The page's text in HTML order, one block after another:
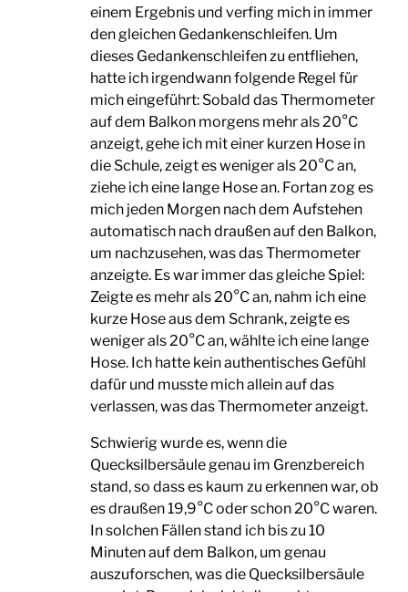
einem Ergebnis und verfing mich in immer
den gleichen Gedankenschleifen. Um
dieses Gedankenschleifen zu entfliehen,
hatte ich irgendwann folgende Regel für
mich eingeführt: Sobald das Thermometer
auf dem Balkon morgens mehr als 20°C
anzeigt, gehe ich mit einer kurzen Hose in
die Schule, zeigt es weniger als 20°C an,
ziehe ich eine lange Hose an. Fortan zog es
mich jeden Morgen nach dem Aufstehen
automatisch nach draußen auf den Balkon,
um nachzusehen, was das Thermometer
anzeigte. Es war immer das gleiche Spiel:
Zeigte es mehr als 20°C an, nahm ich eine
kurze Hose aus dem Schrank, zeigte es
weniger als 20°C an, wählte ich eine lange
Hose. Ich hatte kein authentisches Gefühl
dafür und musste mich allein auf das
verlassen, was das Thermometer anzeigt.
Schwierig wurde es, wenn die
Quecksilbersäule genau im Grenzbereich
stand, so dass es kaum zu erkennen war, ob
es draußen 19,9°C oder schon 20°C waren.
In solchen Fällen stand ich bis zu 10
Minuten auf dem Balkon, um genau
auszuforschen, was die Quecksilbersäule